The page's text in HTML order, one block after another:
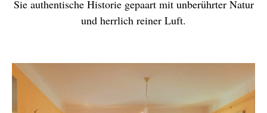
Sie authentische Historie gepaart mit unberührter Natur
und herrlich reiner Luft.